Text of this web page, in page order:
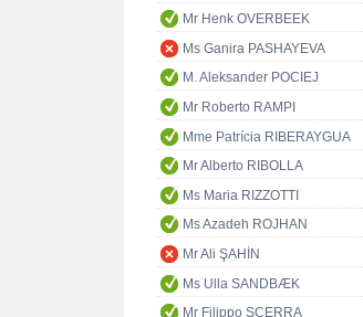
Mr Henk OVERBEEK
Ms Ganira PASHAYEVA
M. Aleksander POCIEJ
Mr Roberto RAMPI
Mme Patrícia RIBERAYGUA
Mr Alberto RIBOLLA
Ms Maria RIZZOTTI
Ms Azadeh ROJHAN
Mr Ali ŞAHİN
Ms Ulla SANDBÆK
Mr Filippo SCERRA